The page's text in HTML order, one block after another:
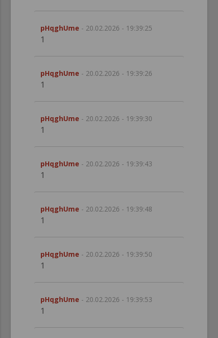
pHqghUme - 20.02.2026 - 19:39:25
1
pHqghUme - 20.02.2026 - 19:39:26
1
pHqghUme - 20.02.2026 - 19:39:30
1
pHqghUme - 20.02.2026 - 19:39:43
1
pHqghUme - 20.02.2026 - 19:39:48
1
pHqghUme - 20.02.2026 - 19:39:50
1
pHqghUme - 20.02.2026 - 19:39:53
1